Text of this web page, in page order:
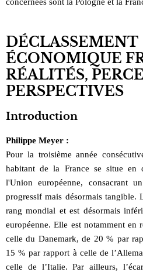
DÉCLASSEMENT
ÉCONOMIQUE
RÉALITÉS,
PERSPECTIVES
Introduction
Philippe Meyer :
Pour la troisième année
habitant de la France se situe en
l'Union européenne, consacrant
progressif mais désormais tangible.
rang mondial et est désormais
européenne. Elle est notamment en
celle du Danemark, de 20 % par
15 % par rapport à celle de
celle de l’Italie. Par ailleurs,